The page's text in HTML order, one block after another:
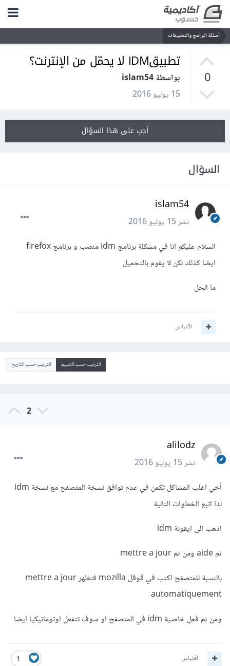
أسئلة البرامج والتطبيقات
0
تطبيقIDM لا يحمّل من الإنترنت؟
بواسطة islam54
15 يوليو 2016
أجب على هذا السؤال
السؤال
islam54
نشر15 يوليو 2016
السلام عليكم انا في مشكلة برنامج idm منصب و برنامج firefox
ايضا كذلك لكن لا يقوم بالتحميل
ما الحل
اقتباس
الترتيب حسب التقييم الترتيب حسب التاريخ
2
alilodz
نشر15 يوليو 2016
أخي اغلب المشاكل تكمن في عدم توافق نسخة المتصفح مع نسخة idm
لذا اتبع الخطوات التالية
اذهب الى ايقونة idm
ثم aide ومن ثم mettre a jour
بالنسبة للمتصفح اكتب في قوقل mozilla فتظهر mettre a jour
automatiquement
ومن ثم فعل خاصية idm في المتصفح او سوف تتفعل اوتوماتيكيا ايضا
1 اقتباس